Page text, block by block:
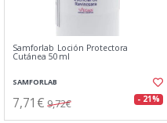
Samforlab Loción Protectora
Cutánea 50ml
SAMFORLAB
7,71€ 9,72€ - 21%